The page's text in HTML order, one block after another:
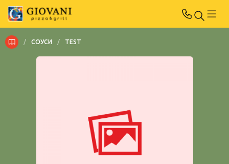
/ СОУСИ / TEST